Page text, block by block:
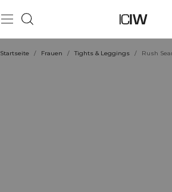
Startseite / Frauen / Tights & Leggings / Rush